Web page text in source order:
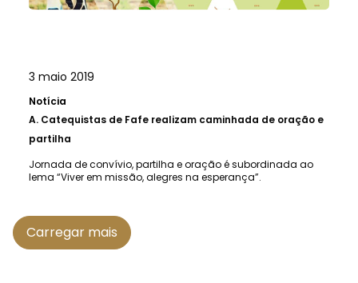
3 maio 2019
Notícia
A. Catequistas de Fafe realizam caminhada de oração e
partilha
Jornada de convívio, partilha e oração é subordinada ao
lema “Viver em missão, alegres na esperança”.
Carregar mais